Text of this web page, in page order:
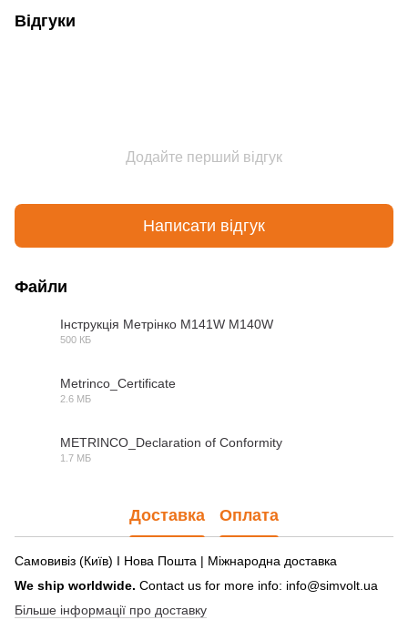
Відгуки
Додайте перший відгук
Написати відгук
Файли
Інструкція Метрінко M141W M140W
500 КБ
Metrinco_Certificate
2.6 МБ
METRINCO_Declaration of Conformity
1.7 МБ
Доставка Оплата
Самовивіз (Київ) І Нова Пошта | Міжнародна доставка
We ship worldwide. Contact us for more info: info@simvolt.ua
Більше інформації про доставку